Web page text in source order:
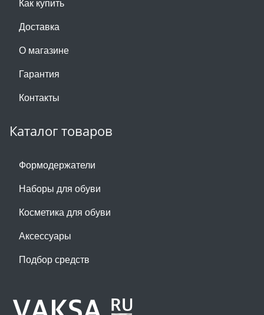
Доставка
О магазине
Гарантия
Контакты
Каталог товаров
Формодержатели
Наборы для обуви
Косметика для обуви
Аксессуары
Подбор средств